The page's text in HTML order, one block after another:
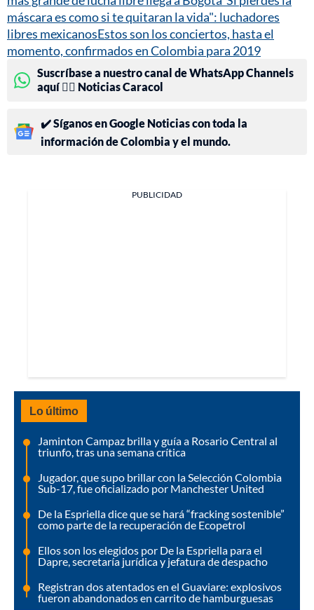
máscara es como si te quitaran la vida": luchadores
libres mexicanosEstos son los conciertos, hasta el
momento, confirmados en Colombia para 2019
Suscríbase a nuestro canal de WhatsApp Channels
aquí 👉🏻 Noticias Caracol
✔️ Síganos en Google Noticias con toda la
información de Colombia y el mundo.
PUBLICIDAD
Lo último
Jaminton Campaz brilla y guía a Rosario Central al
triunfo, tras una semana crítica
Jugador, que supo brillar con la Selección Colombia
Sub-17, fue oficializado por Manchester United
De la Espriella dice que se hará “fracking sostenible”
como parte de la recuperación de Ecopetrol
Ellos son los elegidos por De la Espriella para el
Dapre, secretaría jurídica y jefatura de despacho
Registran dos atentados en el Guaviare: explosivos
fueron abandonados en carrito de hamburguesas